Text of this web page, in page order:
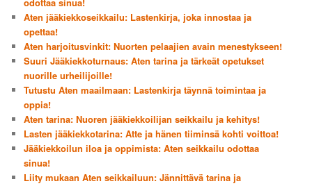
Aten jääkiekkoseikkailu: Lastenkirja, joka innostaa ja
opettaa!
Aten harjoitusvinkit: Nuorten pelaajien avain menestykseen!
Suuri Jääkiekkoturnaus: Aten tarina ja tärkeät opetukset
nuorille urheilijoille!
Tutustu Aten maailmaan: Lastenkirja täynnä toimintaa ja
oppia!
Aten tarina: Nuoren jääkiekkoilijan seikkailu ja kehitys!
Lasten jääkiekkotarina: Atte ja hänen tiiminsä kohti voittoa!
Jääkiekkoilun iloa ja oppimista: Aten seikkailu odottaa
sinua!
Liity mukaan Aten seikkailuun: Jännittävä tarina ja